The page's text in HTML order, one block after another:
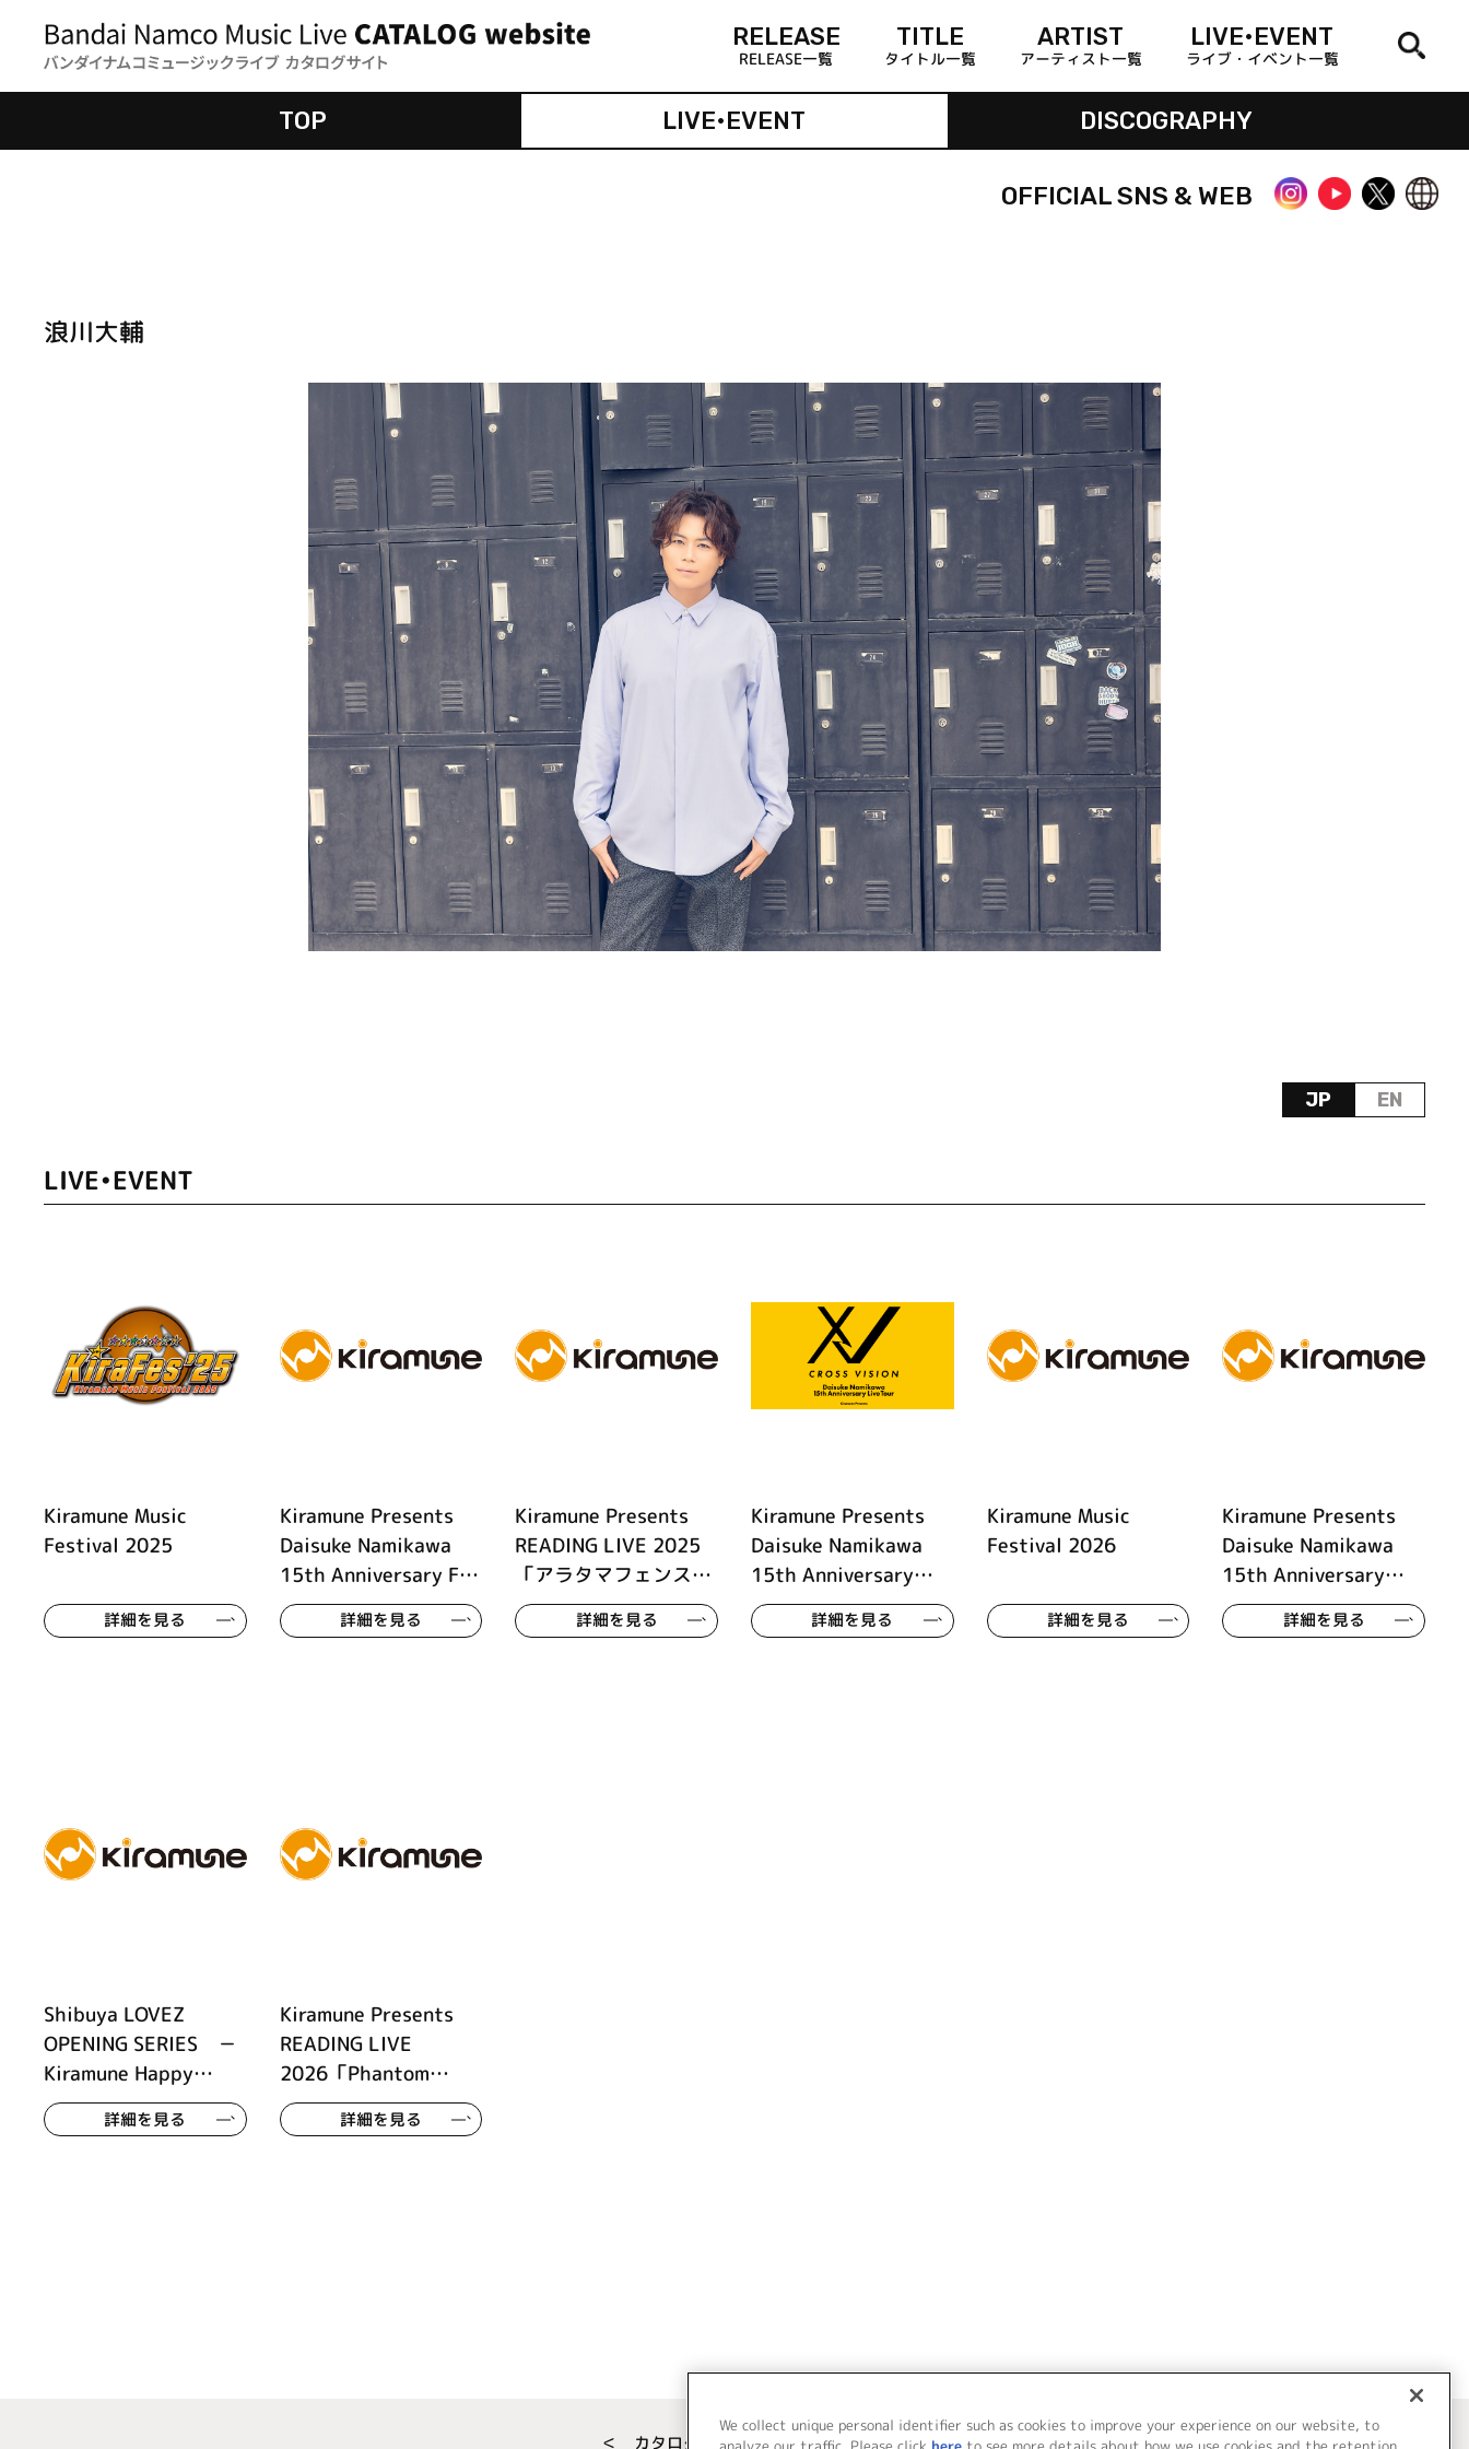
RELEASE
RELEASE一覧
TITLE
タイトル一覧
ARTIST
アーティスト一覧
LIVE•EVENT
ライブ・イベント一覧
TOP LIVE•EVENT DISCOGRAPHY
OFFICIAL SNS & WEB
浪川大輔
JP EN
LIVE•EVENT
Kiramune Music
Festival 2025
詳細を見る
Kiramune Presents
Daisuke Namikawa
15th Anniversary Fan
Meeting
詳細を見る
Kiramune Presents
READING LIVE 2025
「アラタマフェンス」
大阪公演
詳細を見る
Kiramune Presents
Daisuke Namikawa
15th Anniversary
Live Tour CROSS
VISION XV詳細を見る
Kiramune Music
Festival 2026
詳細を見る
Kiramune Presents
Daisuke Namikawa
15th Anniversary
Hall Tour THIS is US
詳細を見る
Shibuya LOVEZ
OPENING SERIES －
Kiramune Happy
Summer Tune－
詳細を見る
Kiramune Presents
READING LIVE
2026「Phantom
Beauty」
詳細を見る
＜ カタログサイト トップページへ
We collect unique personal identifier such as cookies to improve your experience on our website, to